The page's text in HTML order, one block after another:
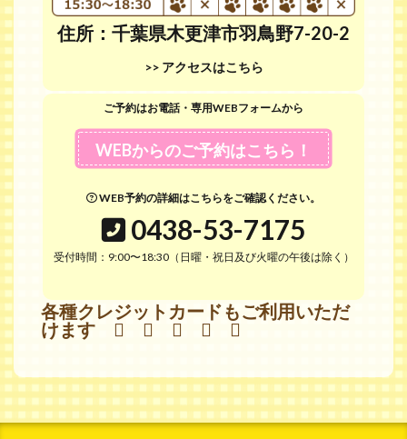
住所：千葉県木更津市羽鳥野7-20-2
>> アクセスはこちら
ご予約はお電話・専用WEBフォームから
WEBからのご予約はこちら！
WEB予約の詳細はこちらをご確認ください。
0438-53-7175
受付時間：9:00〜18:30（日曜・祝日及び火曜の午後は除く）
各種クレジットカードもご利用いただ
けます